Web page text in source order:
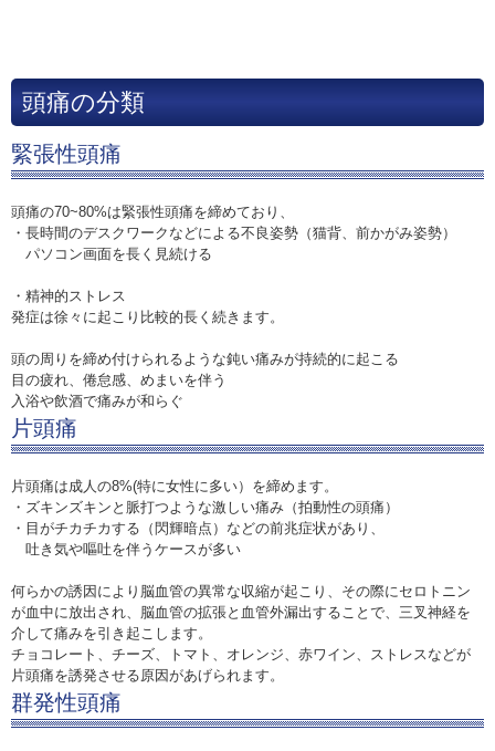
頭痛の分類
緊張性頭痛
頭痛の70~80%は緊張性頭痛を締めており、
・長時間のデスクワークなどによる不良姿勢（猫背、前かがみ姿勢）
パソコン画面を長く見続ける
・精神的ストレス
発症は徐々に起こり比較的長く続きます。
頭の周りを締め付けられるような鈍い痛みが持続的に起こる
目の疲れ、倦怠感、めまいを伴う
入浴や飲酒で痛みが和らぐ
片頭痛
片頭痛は成人の8%(特に女性に多い）を締めます。
・ズキンズキンと脈打つような激しい痛み（拍動性の頭痛）
・目がチカチカする（閃輝暗点）などの前兆症状があり、
吐き気や嘔吐を伴うケースが多い
何らかの誘因により脳血管の異常な収縮が起こり、その際にセロトニン
が血中に放出され、脳血管の拡張と血管外漏出することで、三叉神経を
介して痛みを引き起こします。
チョコレート、チーズ、トマト、オレンジ、赤ワイン、ストレスなどが
片頭痛を誘発させる原因があげられます。
群発性頭痛